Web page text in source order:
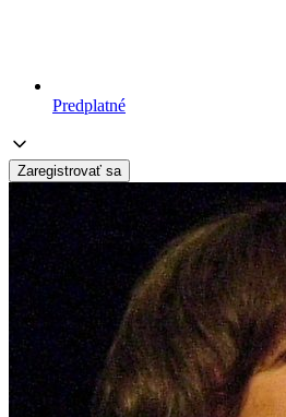
Predplatné
Zaregistrovať sa